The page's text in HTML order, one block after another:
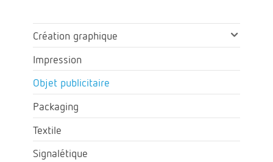
Création graphique
Impression
Objet publicitaire
Packaging
Textile
Signalétique